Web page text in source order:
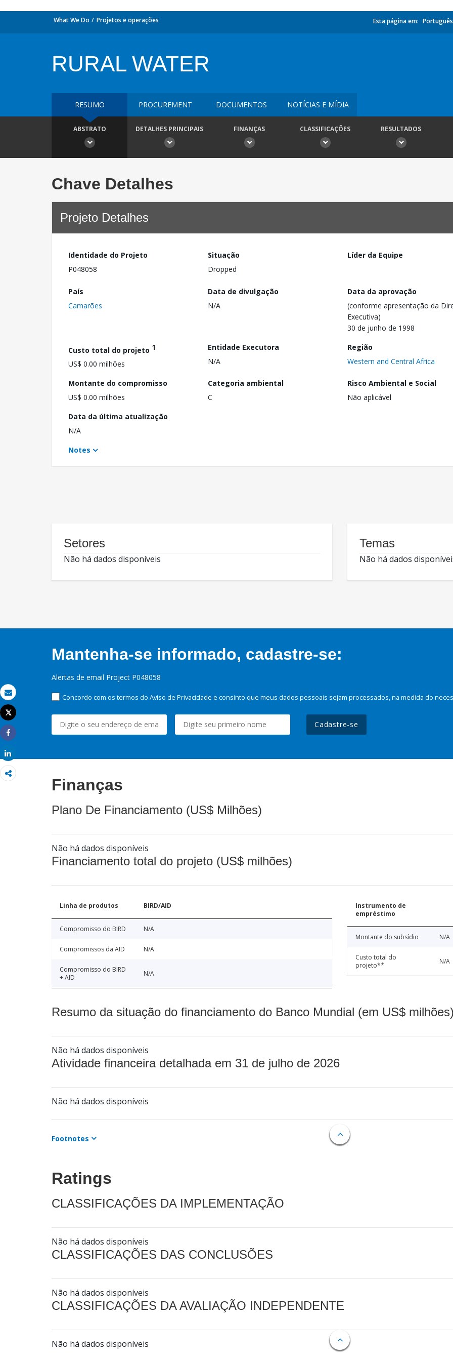
Email
Imprimir
Tweet
Share
What We Do Projetos e operações Esta página em: Português
RURAL WATER
RESUMO PROCUREMENT DOCUMENTOS NOTÍCIAS E MÍDIA
ABSTRATO DETALHES PRINCIPAIS FINANÇAS CLASSIFICAÇÕES RESULTADOS
Chave Detalhes
Projeto Detalhes
Identidade do Projeto
P048058
Situação
Dropped
Líder da Equipe
País
Camarões
Data de divulgação
N/A
Data da aprovação
(conforme apresentação da
Executiva)
30 de junho de 1998
Custo total do projeto 1
US$ 0.00 milhões
Entidade Executora
N/A
Região
Western and Central Africa
Montante do compromisso
US$ 0.00 milhões
Categoria ambiental
C
Risco Ambiental e Social
Não aplicável
Data da última atualização
N/A
Notes
Setores
Não há dados disponíveis
Temas
Não há dados
Mantenha-se informado, cadastre-se:
Alertas de email Project P048058
Concordo com os termos do Aviso de Privacidade e consinto que meus dados pessoais sejam processados, na medida do
Cadastre-se
Finanças
Plano De Financiamento (US$ Milhões)
Não há dados disponíveis
Financiamento total do projeto (US$ milhões)
Linha de produtos BIRD/AID
Compromisso do BIRD N/A
Compromissos da AID N/A
Compromisso do BIRD
+ AID
N/A
Instrumento de
empréstimo
Montante do subsídio N/A
Custo total do
projeto**
N/A
Resumo da situação do financiamento do Banco Mundial (em US$
Não há dados disponíveis
Atividade financeira detalhada em 31 de julho de 2026
Não há dados disponíveis
Footnotes
Ratings
CLASSIFICAÇÕES DA IMPLEMENTAÇÃO
Não há dados disponíveis
CLASSIFICAÇÕES DAS CONCLUSÕES
Não há dados disponíveis
CLASSIFICAÇÕES DA AVALIAÇÃO INDEPENDENTE
Não há dados disponíveis